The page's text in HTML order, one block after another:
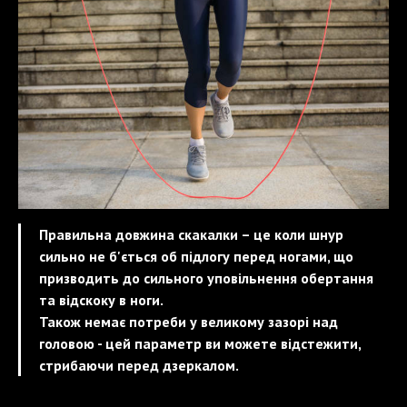
Правильна довжина скакалки – це коли шнур
сильно не б'ється об підлогу перед ногами, що
призводить до сильного уповільнення обертання
та відскоку в ноги.
Також немає потреби у великому зазорі над
головою - цей параметр ви можете відстежити,
стрибаючи перед дзеркалом.